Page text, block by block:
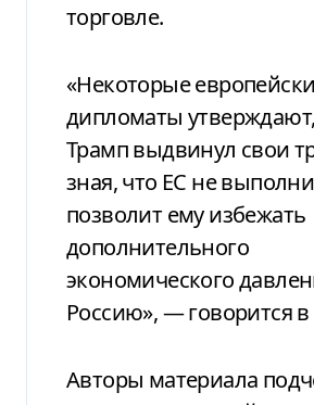
торговле.
«Некоторые
дипломаты
Трамп выдвинул свои
зная, что ЕС не
позволит ему избежать
дополнительного
экономического
Россию», — говорится в
Авторы материала